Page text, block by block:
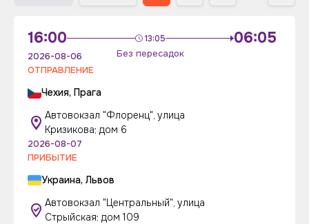
16:00 13:05
Без пересадок
06:05
2026-08-06
ОТПРАВЛЕНИЕ
Чехия, Прага
Автовокзал "Флоренц", улица
Кризикова; дом 6
2026-08-07
ПРИБЫТИЕ
Украина, Львов
Автовокзал "Центральный", улица
Стрыйская; дом 109